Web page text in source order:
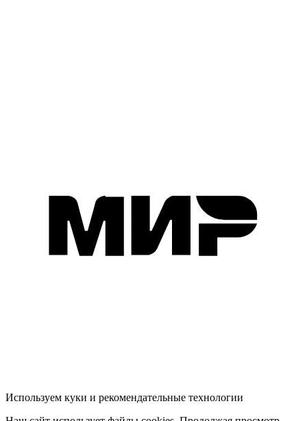
Используем куки и рекомендательные технологии